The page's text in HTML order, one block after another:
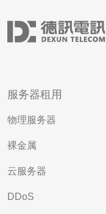
服务器租用
物理服务器
裸金属
云服务器
DDoS